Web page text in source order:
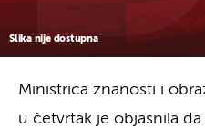
Slika nije dostupna
Ministrica znanosti i
u četvrtak je objasnila